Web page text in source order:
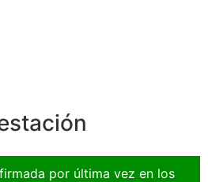
por última vez en los